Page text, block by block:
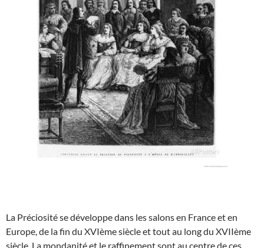
La Préciosité se développe dans les salons en France et en
Europe, de la fin du XVIème siècle et tout au long du XVIIème
siècle. La mondanité et le raffinement sont au centre de ces